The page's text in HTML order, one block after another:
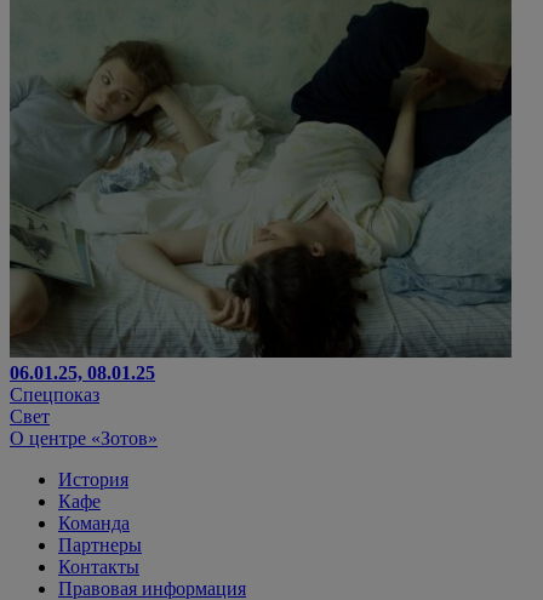
06.01.25, 08.01.25
Спецпоказ
Свет
О центре «Зотов»
История
Кафе
Команда
Партнеры
Контакты
Правовая информация